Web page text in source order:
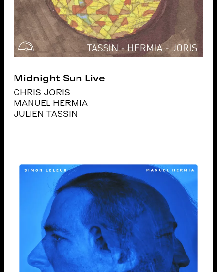
Midnight Sun Live
CHRIS JORIS
MANUEL HERMIA
JULIEN TASSIN